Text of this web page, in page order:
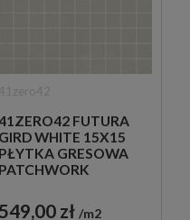
FUTURA
GIRD WHITE 15X15
PŁYTKA GRESOWA
PATCHWORK
549,00 zł m2